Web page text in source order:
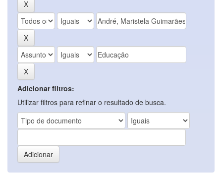
Adicionar filtros:
Utilizar filtros para refinar o resultado de busca.